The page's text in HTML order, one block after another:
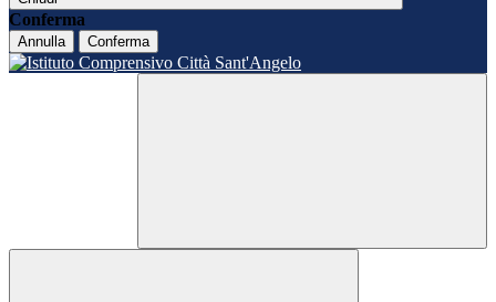
Conferma
Annulla Conferma